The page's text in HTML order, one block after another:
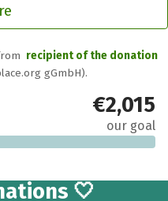
recipient of the donation
gGmbH).
€2,015
our goal
🤍